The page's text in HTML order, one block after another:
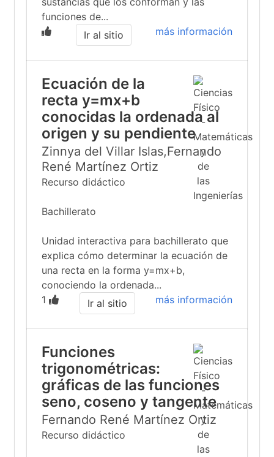
funciones de...
más información
Ir al sitio
Ecuación de la
recta y=mx+b
conocidas la ordenada al
origen y su pendiente
Zinnya del Villar Islas,Fernando
René Martínez Ortiz
Recurso didáctico
Bachillerato
Unidad interactiva para bachillerato que
explica cómo determinar la ecuación de
una recta en la forma y=mx+b,
conociendo la ordenada...
1
más información
Ir al sitio
Funciones
trigonométricas:
gráficas de las funciones
seno, coseno y tangente
Fernando René Martínez Ortiz
Recurso didáctico